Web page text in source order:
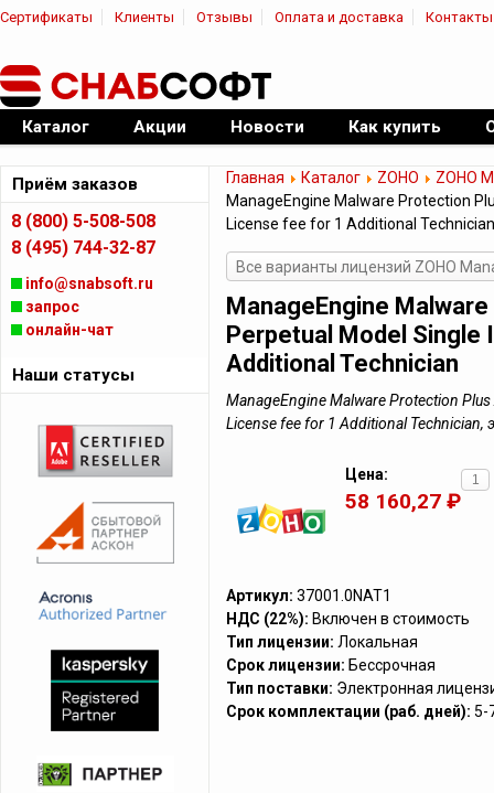
Сертификаты Клиенты Отзывы Оплата и доставка Контакты
Официальный дилер ПО
Каталог Акции Новости Как купить
Главная Каталог ZOHO
ZOHO
ManageEngine Malware Protection
License fee for 1 Additional Technician
Все варианты лицензий ZOHO
ManageEngine
Perpetual Model
Additional Technician
ManageEngine Malware Protection
License fee for 1 Additional
Цена:
58 160,27 ₽
Артикул: 37001.0NAT1
НДС (22%): Включен в стоимость
Тип лицензии: Локальная
Срок лицензии: Бессрочная
Тип поставки: Электронная
Срок комплектации (раб. дней): 5-
Приём заказов
8 (800) 5-508-508
8 (495) 744-32-87
info@snabsoft.ru
запрос
онлайн-чат
Наши статусы